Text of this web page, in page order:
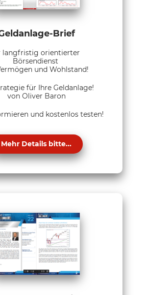
Brief
langfristig orientierter
Börsendienst
und Wohlstand!
für Ihre Geldanlage!
von Oliver Baron
und kostenlos testen!
Mehr Details bitte...